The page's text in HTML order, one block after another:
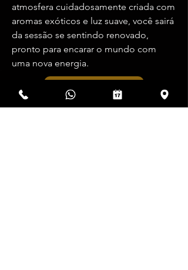
atmosfera cuidadosamente criada com
aromas exóticos e luz suave, você sairá
da sessão se sentindo renovado,
pronto para encarar o mundo com
uma nova energia.
Agendar